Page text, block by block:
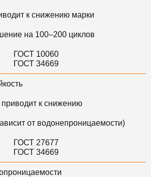
к снижению марки
на 100–200 циклов
ГОСТ 10060
ГОСТ 34669
приводит к снижению
от водонепроницаемости)
ГОСТ 27677
ГОСТ 34669